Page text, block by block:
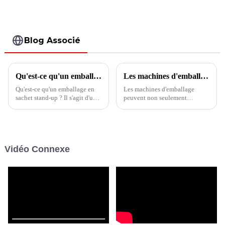
Blog Associé
Qu'est-ce qu'un emballage en sachet stand-up ?
Qu'est-ce qu'un emballage en
sachet stand-up ? Il s'agit d'une
présenter des produits.
Les machines d'emballage alimentaire évoluent vers une efficacité élevée et une faible consommation d'énergie
Les machines d'emballage
peuvent non seulement
d'emballage...
Vidéo Connexe